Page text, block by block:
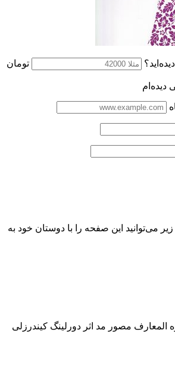
تومان
دیده‌ام
می‌توانید این صفحه را با دوستان خود به
المعارف مصور مد اثر دورلینگ کیندرزلی